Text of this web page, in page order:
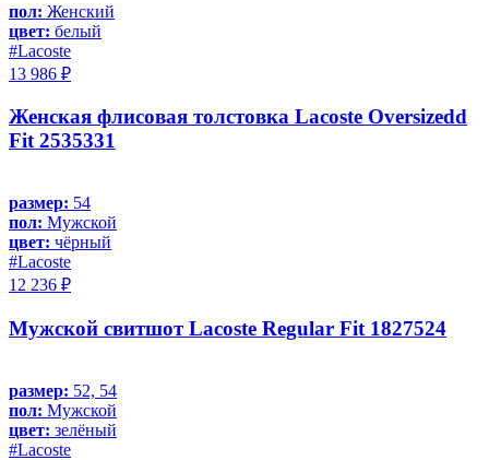
пол: Женский
цвет: белый
#Lacoste
13 986 ₽
Женская флисовая толстовка Lacoste Oversizedd
Fit 2535331
размер: 54
пол: Мужской
цвет: чёрный
#Lacoste
12 236 ₽
Мужской свитшот Lacoste Regular Fit 1827524
размер: 52, 54
пол: Мужской
цвет: зелёный
#Lacoste